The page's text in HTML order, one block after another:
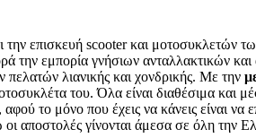
την επισκευή scooter και μοτοσυκλετών
την εμπορία γνήσιων ανταλλακτικών
λιανικής και χονδρικής. Με την
του. Όλα είναι διαθέσιμα και
το μόνο που έχεις να κάνεις είναι να
αποστολές γίνονται άμεσα σε όλη την